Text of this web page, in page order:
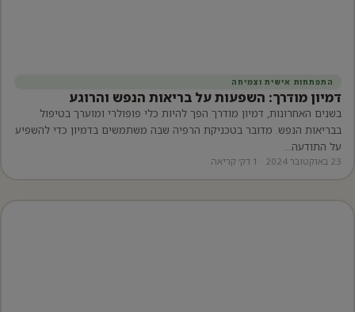
התפתחות אישית וצמיחה
דמיון מודרך: השפעות על בריאות הנפש והרוגע
בשנים האחרונות, דמיון מודרך הפך להיות כלי פופולרי ומוערך בטיפול
בבריאות הנפש. מדובר בטכניקת הרפיה שבה משתמשים בדמיון כדי להשפיע
על התודעה…
23 באוקטובר 2024 · 1 דק׳ קריאה